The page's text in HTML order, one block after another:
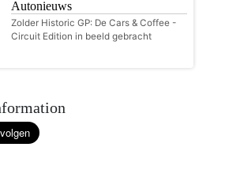
Autonieuws
Zolder Historic GP: De Cars & Coffee -
Circuit Edition in beeld gebracht